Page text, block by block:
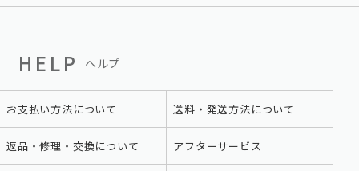
HELP ヘルプ
お支払い方法について 送料・発送方法について
返品・修理・交換について アフターサービス